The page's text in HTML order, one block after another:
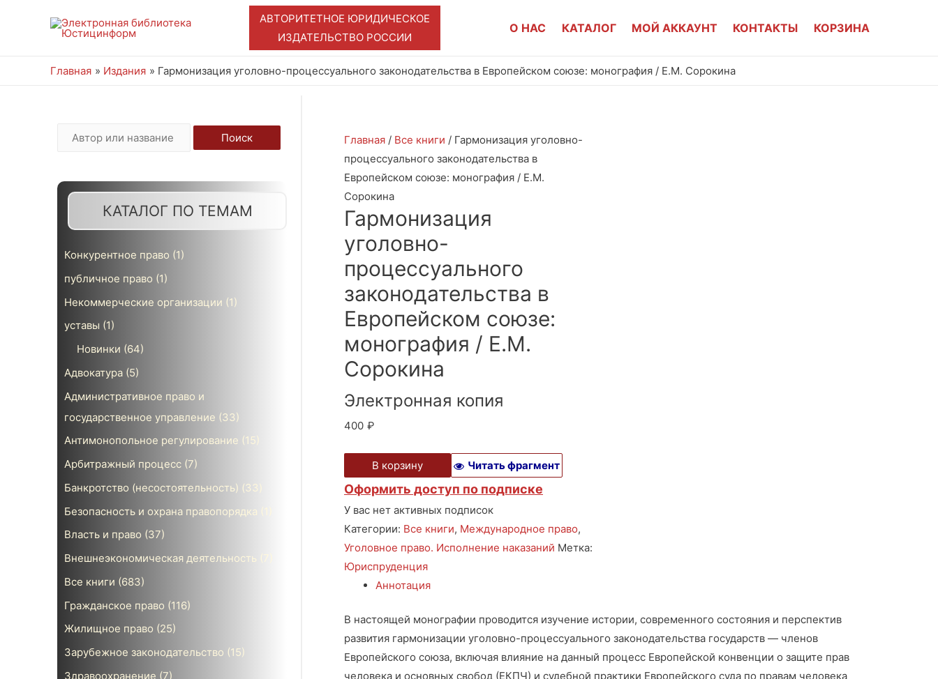
АВТОРИТЕТНОЕ ЮРИДИЧЕСКОЕ
ИЗДАТЕЛЬСТВО РОССИИ
О НАС КАТАЛОГ МОЙ АККАУНТ КОНТАКТЫ КОРЗИНА
Главная Издания Гармонизация уголовно-процессуального законодательства в Европейском союзе: монография / Е.М. Сорокина
Поиск
КАТАЛОГ ПО ТЕМАМ
Конкурентное право (1)
публичное право (1)
Некоммерческие организации (1)
уставы (1)
Новинки (64)
Адвокатура (5)
Административное право и
государственное управление (33)
Антимонопольное регулирование (15)
Арбитражный процесс (7)
Банкротство (несостоятельность) (33)
Безопасность и охрана правопорядка
Власть и право (37)
Внешнеэкономическая деятельность
Все книги (683)
Гражданское право (116)
Жилищное право (25)
Зарубежное законодательство (15)
Здравоохранение (7)
Главная / Все книги / Гармонизация уголовно-
процессуального законодательства в
Европейском союзе: монография / Е.М.
Сорокина
Гармонизация
уголовно-
процессуального
законодательства в
Европейском союзе:
монография / Е.М.
Сорокина
Электронная копия
400 ₽
В корзину Читать фрагмент
Оформить доступ по подписке
У вас нет активных подписок
Категории: Все книги, Международное право,
Уголовное право. Исполнение наказаний Метка:
Юриспруденция
Аннотация
В настоящей монографии проводится изучение истории, современного состояния и перспектив
развития гармонизации уголовно-процессуального законодательства государств — членов
Европейского союза, включая влияние на данный процесс Европейской конвенции о защите прав
человека и основных свобод (ЕКПЧ) и судебной практики Европейского суда по правам человека